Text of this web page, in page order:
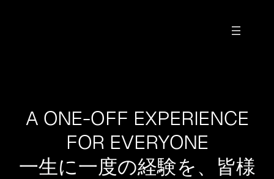
A ONE-OFF EXPERIENCE
FOR EVERYONE
一生に一度の経験を、皆様